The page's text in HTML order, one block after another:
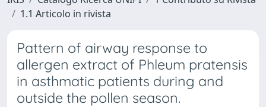
1.1 Articolo in rivista
Pattern of airway response to
allergen extract of Phleum pratensis
in asthmatic patients during and
outside the pollen season.